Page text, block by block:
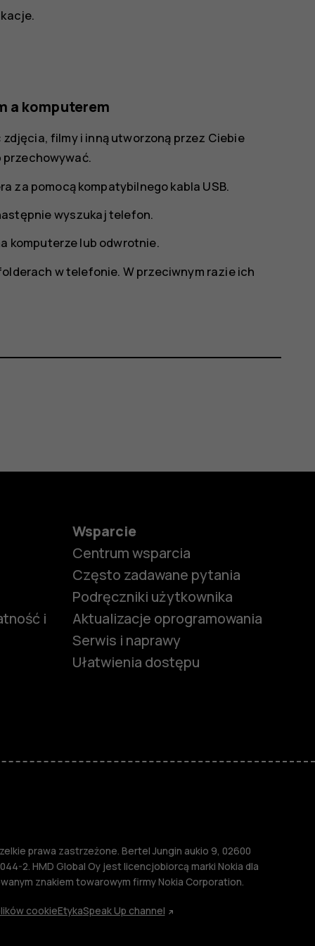
.
a komputerem
filmy i inną utworzoną przez Ciebie
za pomocą kompatybilnego kabla USB.
wyszukaj telefon.
komputerze lub odwrotnie.
w telefonie. W przeciwnym razie ich
i
Wsparcie
Centrum wsparcia
Często zadawane pytania
Podręczniki użytkownika
Aktualizacje oprogramowania
Serwis i naprawy
Ułatwienia dostępu
prawa zastrzeżone. Bertel Jungin aukio 9, 02600
2. HMD Global Oy jest licencjobiorcą marki Nokia dla
znakiem towarowym firmy Nokia Corporation.
cookieEtykaSpeak Up channel